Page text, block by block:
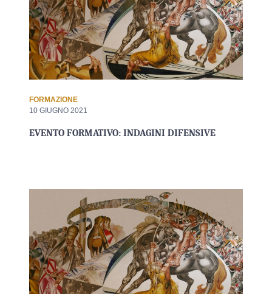
FORMAZIONE
10 GIUGNO 2021
EVENTO FORMATIVO: INDAGINI DIFENSIVE